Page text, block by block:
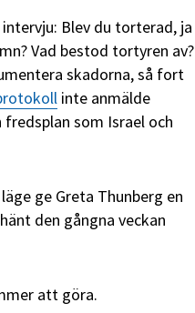
Blev du torterad, ja
Vad bestod tortyren av?
skadorna, så fort
inte anmälde
som Israel och
ge Greta Thunberg en
den gångna veckan
att göra.